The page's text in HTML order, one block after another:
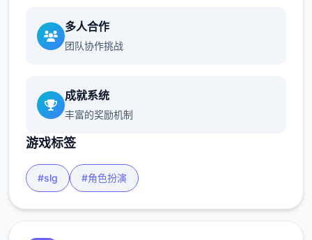
多人合作
团队协作挑战
成就系统
丰富的奖励机制
游戏标签
#slg #角色扮演